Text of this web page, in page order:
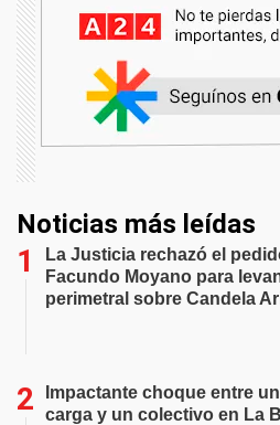
Noticias más leídas
La Justicia rechazó el
Facundo Moyano para
perimetral sobre Candela
Impactante choque entre
carga y un colectivo en La